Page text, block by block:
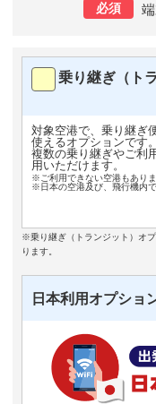
必須
乗り継ぎ（ト
対象空港で、乗り継ぎ
使えるオプションです。
複数の乗り継ぎやご利
用いただけます。
※ご利用できない空港もあり
※日本の空港及び、飛行機内
※乗り継ぎ（トランジット）オ
ります。
日本利用オプショ